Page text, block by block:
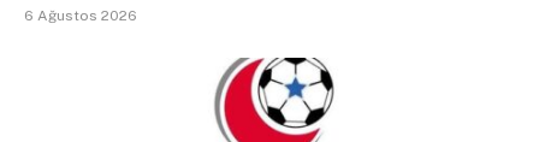
6 Ağustos 2026